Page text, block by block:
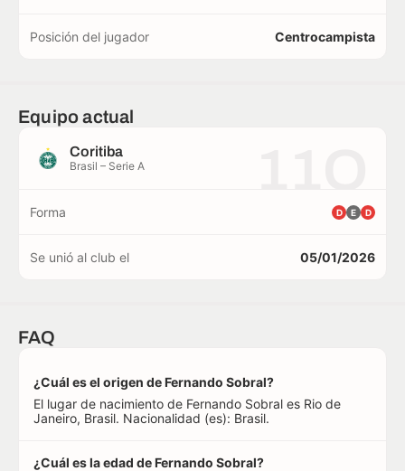
Posición del jugador Centrocampista
Equipo actual
Coritiba
Brasil – Serie A
Forma D E D
Se unió al club el 05/01/2026
FAQ
¿Cuál es el origen de Fernando Sobral?
El lugar de nacimiento de Fernando Sobral es Rio de
Janeiro, Brasil. Nacionalidad (es): Brasil.
¿Cuál es la edad de Fernando Sobral?